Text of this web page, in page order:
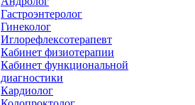
Гастроэнтеролог
Гинеколог
Иглорефлексотерапевт
Кабинет физиотерапии
Кабинет функциональной
диагностики
Кардиолог